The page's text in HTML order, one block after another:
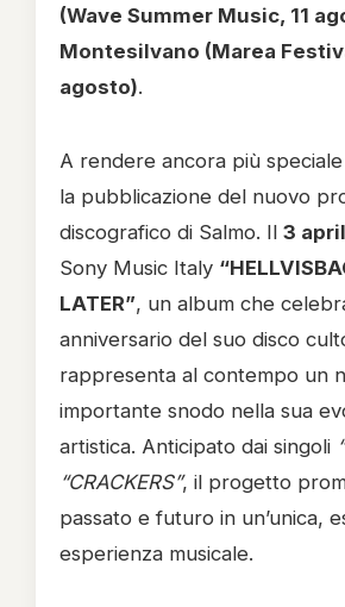
(Wave Summer Music, 11
Montesilvano (Marea
agosto).
A rendere ancora più
la pubblicazione del nuovo
discografico di Salmo. Il 3
Sony Music Italy
LATER”, un album che
anniversario del suo disco
rappresenta al contempo un
importante snodo nella sua
artistica. Anticipato dai singoli
“CRACKERS”, il progetto
passato e futuro in un’unica,
esperienza musicale.